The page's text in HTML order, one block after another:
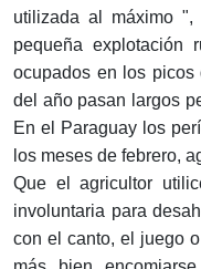
utilizada al máximo
pequeña explotación
ocupados en los picos
del año pasan largos
En el Paraguay los
los meses de febrero,
Que el agricultor
involuntaria para
con el canto, el juego